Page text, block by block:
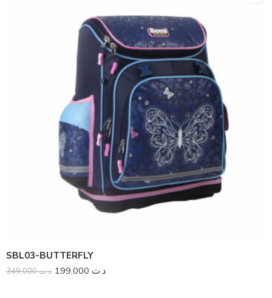
SBL03-BUTTERFLY
د.ت349,000 د.ت